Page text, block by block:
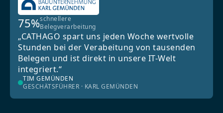
75%schnellere
Belegverarbeitung
„CATHAGO spart uns jeden Woche wertvolle
Stunden bei der Verabeitung von tausenden
Belegen und ist direkt in unsere IT-Welt
integriert.“
TIM GEMÜNDEN
GESCHÄTSFÜHRER · KARL GEMÜNDEN